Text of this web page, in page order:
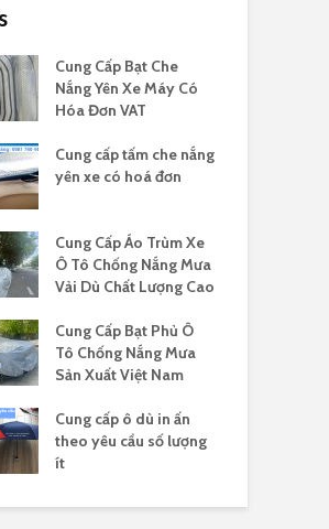
Cung Cấp Bạt Che
Nắng Yên Xe Máy Có
Hóa Đơn VAT
Cung cấp tấm che nắng
yên xe có hoá đơn
Cung Cấp Áo Trùm Xe
Ô Tô Chống Nắng Mưa
Vải Dù Chất Lượng Cao
Cung Cấp Bạt Phủ Ô
Tô Chống Nắng Mưa
Sản Xuất Việt Nam
Cung cấp ô dù in ấn
theo yêu cầu số lượng
ít